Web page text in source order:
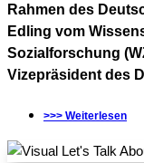
Rahmen des
Edling vom
Sozialforschung
Vizepräsident des
>>> Weiterlesen